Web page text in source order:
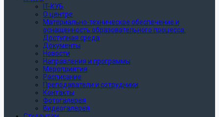
IT-КУБ
О центре
Материально-техническое обеспечение и
оснащенность образовательного процесса.
Доступная среда
Документы
Новости
Направления и программы
Мероприятия
Расписание
Преподаватели и сотрудники
Контакты
Фотогалерея
Видеогалерея